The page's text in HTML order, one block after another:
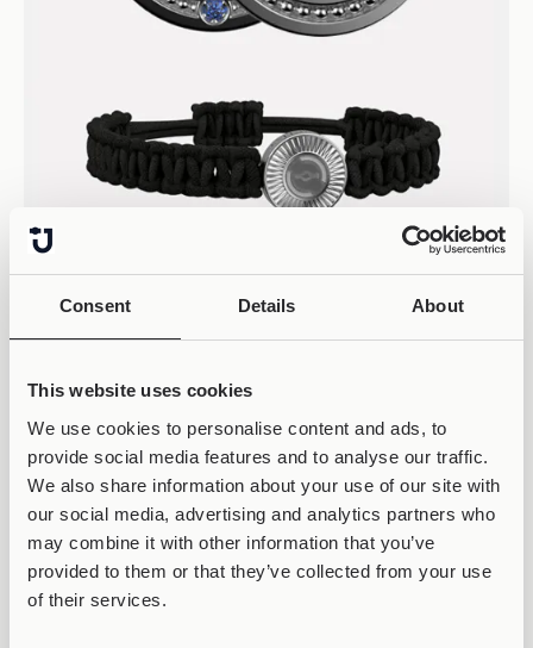
Consent Details About
This website uses cookies
We use cookies to personalise content and ads, to
provide social media features and to analyse our traffic.
We also share information about your use of our site with
our social media, advertising and analytics partners who
may combine it with other information that you’ve
provided to them or that they’ve collected from your use
of their services.
ΣΚΆΝΑΡΕ
ΤΟ QR CODE